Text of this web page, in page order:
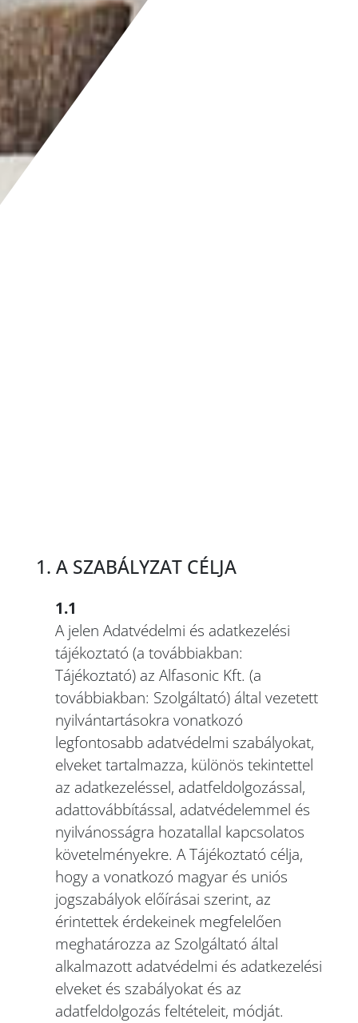
1. A SZABÁLYZAT CÉLJA
1.1
A jelen Adatvédelmi és adatkezelési
tájékoztató (a továbbiakban:
Tájékoztató) az Alfasonic Kft. (a
továbbiakban: Szolgáltató) által vezetett
nyilvántartásokra vonatkozó
legfontosabb adatvédelmi szabályokat,
elveket tartalmazza, különös tekintettel
az adatkezeléssel, adatfeldolgozással,
adattovábbítással, adatvédelemmel és
nyilvánosságra hozatallal kapcsolatos
követelményekre. A Tájékoztató célja,
hogy a vonatkozó magyar és uniós
jogszabályok előírásai szerint, az
érintettek érdekeinek megfelelően
meghatározza az Szolgáltató által
alkalmazott adatvédelmi és adatkezelési
elveket és szabályokat és az
adatfeldolgozás feltételeit, módját.